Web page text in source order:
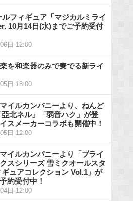
ルフィギュア「マジカルミライ
10月14日(水)までご予約受付
日 12:00
を和楽器のみで奏でる新ライ
日 18:00
イルカンパニーより、ねんど
亞北ネル」「弱音ハク」が登
スメーカーコラボも開催中！
日 12:00
イルカンパニーより「ブライ
スシリーズ 雪ミクオールスタ
ギュアコレクション Vol.1」が
約受付中！
日 12:00